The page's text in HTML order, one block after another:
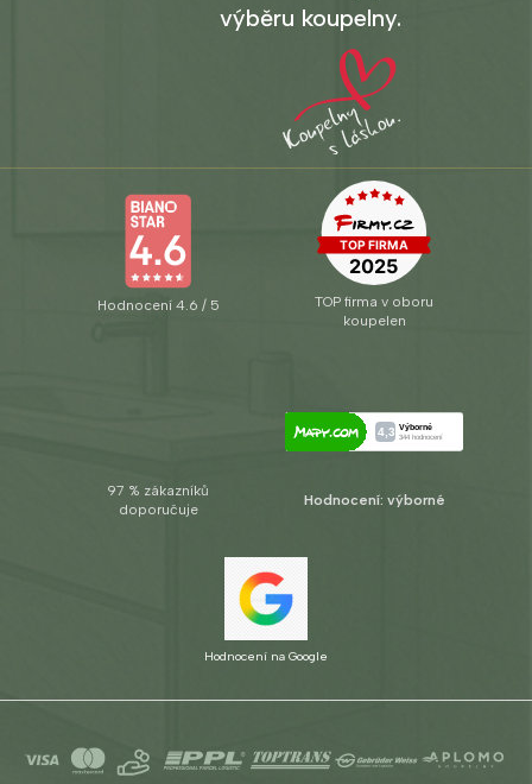
výběru koupelny.
Hodnocení 4.6 / 5
TOP firma v oboru
koupelen
97 % zákazníků
doporučuje
Hodnocení: výborné
Hodnocení na Google